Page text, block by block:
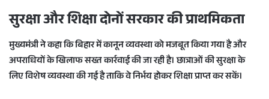
सुरक्षा और शिक्षा दोनों सरकार की प्राथमिकता
मुख्यमंत्री ने कहा कि बिहार में कानून व्यवस्था को मजबूत किया गया है और
अपराधियों के खिलाफ सख्त कार्रवाई की जा रही है। छात्राओं की सुरक्षा के
लिए विशेष व्यवस्था की गई है ताकि वे निर्भय होकर शिक्षा प्राप्त कर सकें।